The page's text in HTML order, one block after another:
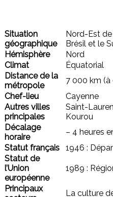
Situation
géographique
Nord-Est de
Brésil et le
Hémisphère
Nord
Climat
Équatorial
Distance de la
métropole
7 000 km (à
Chef-lieu
Cayenne
Autres villes
principales
Saint-
Kourou
Décalage
horaire
– 4 heures
Statut français
1946 :
Statut de
l’Union
européenne
1989 :
Principaux
La culture